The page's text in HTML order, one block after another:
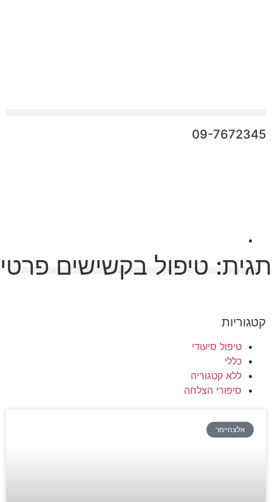
09-7672345
תגית: טיפול בקשישים פרטי
קטגוריות
טיפול סיעודי
כללי
ללא קטגוריה
סיפורי הצלחה
אלצהיימר